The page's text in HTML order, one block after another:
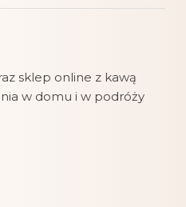
sklep online z kawą
w domu i w podróży